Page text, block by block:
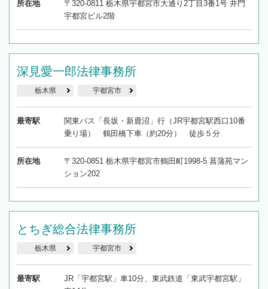
所在地
〒320-0811 栃木県宇都宮市大通り2丁目3番1号 井門
宇都宮ビル2階
深見愛一郎法律事務所
栃木県 宇都宮市
最寄駅
関東バス「長坂・新鹿沼」行（JR宇都宮駅西口10番
乗り場） 鶴田橋下車（約20分） 徒歩５分
所在地
〒320-0851 栃木県宇都宮市鶴田町1998-5 菖蒲苑マン
ション202
とちぎ総合法律事務所
栃木県 宇都宮市
最寄駅
JR「宇都宮駅」車10分、東武鉄道「東武宇都宮駅」